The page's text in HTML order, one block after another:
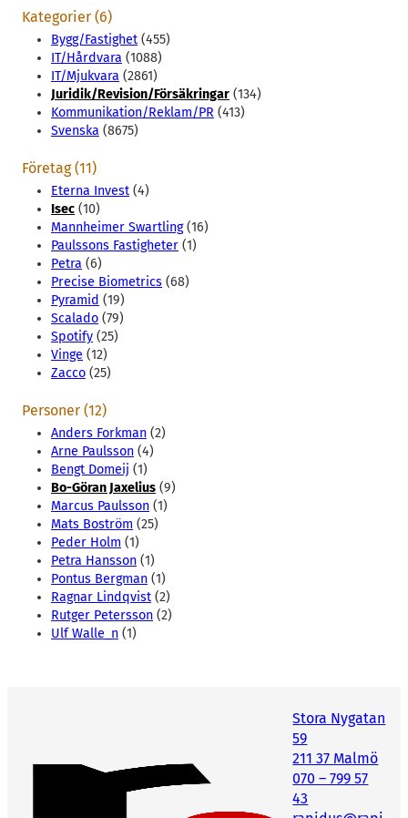
Kategorier (6)
Bygg/Fastighet (455)
IT/Hårdvara (1088)
IT/Mjukvara (2861)
Juridik/Revision/Försäkringar (134)
Kommunikation/Reklam/PR (413)
Svenska (8675)
Företag (11)
Eterna Invest (4)
Isec (10)
Mannheimer Swartling(16)
Paulssons Fastigheter (1)
Petra (6)
Precise Biometrics (68)
Pyramid (19)
Scalado (79)
Spotify (25)
Vinge (12)
Zacco (25)
Personer (12)
Anders Forkman (2)
Arne Paulsson (4)
Bengt Domeij (1)
Bo-Göran Jaxelius (9)
Marcus Paulsson (1)
Mats Boström (25)
Peder Holm (1)
Petra Hansson (1)
Pontus Bergman (1)
Ragnar Lindqvist (2)
Rutger Petersson (2)
Ulf Walle_n (1)
Stora Nygatan
59
211 37 Malmö
070 – 799 57
43